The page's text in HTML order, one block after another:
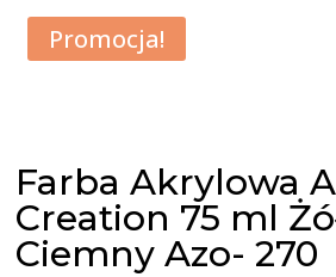
Promocja!
Farba Akrylowa
Creation 75 ml
Ciemny Azo- 270